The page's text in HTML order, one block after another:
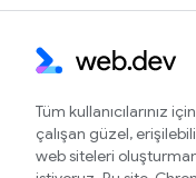
Tüm kullanıcılarınız
çalışan güzel,
web siteleri